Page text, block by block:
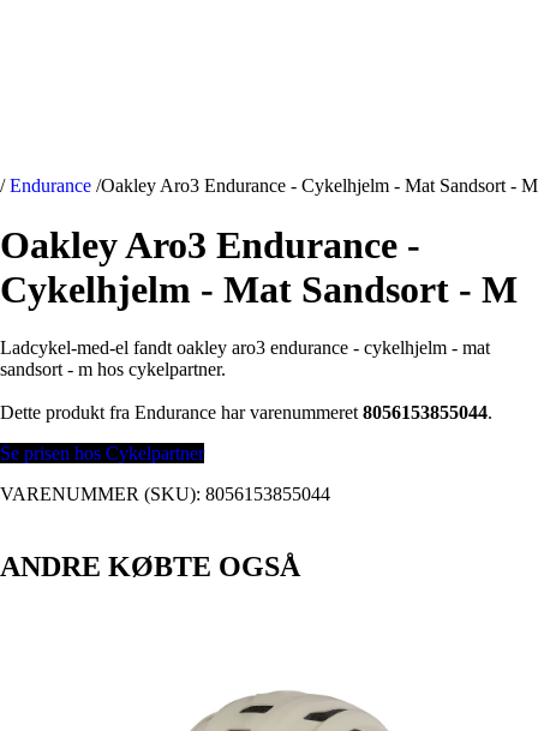
/ Endurance /Oakley Aro3 Endurance - Cykelhjelm - Mat Sandsort - M
Oakley Aro3 Endurance -
Cykelhjelm - Mat Sandsort - M
Ladcykel-med-el fandt oakley aro3 endurance - cykelhjelm - mat
sandsort - m hos cykelpartner.
Dette produkt fra Endurance har varenummeret 8056153855044.
Se prisen hos Cykelpartner
VARENUMMER (SKU): 8056153855044
ANDRE KØBTE OGSÅ